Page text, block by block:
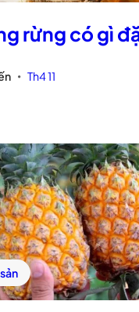
rừng có gì
• Th4 11